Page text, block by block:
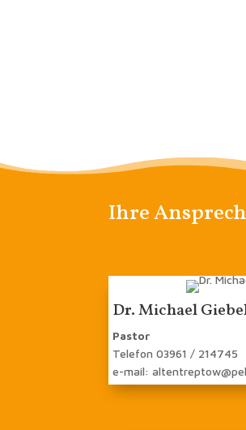
Ihre
Dr. Michael
Pastor
Telefon 03961 / 214745
e-mail: